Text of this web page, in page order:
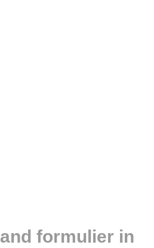
formulier in